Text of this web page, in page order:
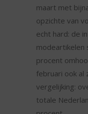
maart met
opzichte van
echt hard: de
modeartikelen
procent
februari ook al
vergelijking:
totale